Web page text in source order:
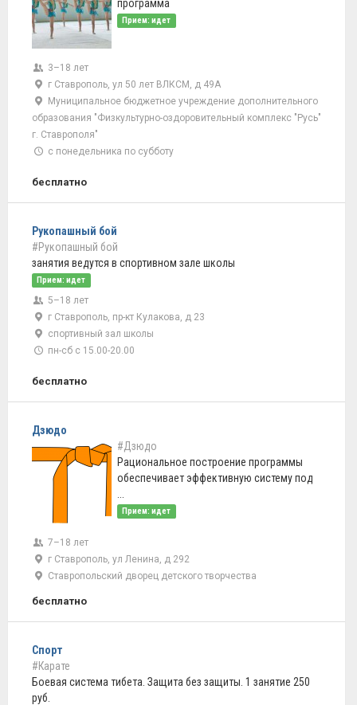
программа
Прием: идет
3–18 лет
г Ставрополь, ул 50 лет ВЛКСМ, д 49А
Муниципальное бюджетное учреждение дополнительного
образования "Физкультурно-оздоровительный комплекс "Русь"
г. Ставрополя"
с понедельника по субботу
бесплатно
Рукопашный бой
#Рукопашный бой
занятия ведутся в спортивном зале школы
Прием: идет
5–18 лет
г Ставрополь, пр-кт Кулакова, д 23
спортивный зал школы
пн-сб с 15.00-20.00
бесплатно
Дзюдо
#Дзюдо
Рациональное построение программы
обеспечивает эффективную систему под
Прием: идет
7–18 лет
г Ставрополь, ул Ленина, д 292
Ставропольский дворец детского творчества
бесплатно
Спорт
#Карате
Боевая система тибета. Защита без защиты. 1 занятие 250
руб.